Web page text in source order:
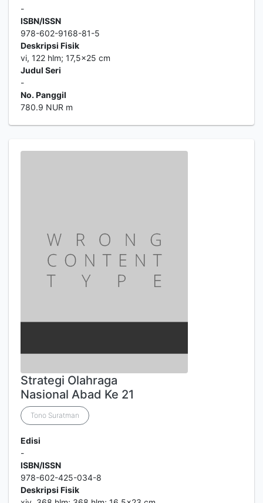
-
ISBN/ISSN
978-602-9168-81-5
Deskripsi Fisik
vi, 122 hlm; 17,5x25 cm
Judul Seri
-
No. Panggil
780.9 NUR m
Strategi Olahraga
Nasional Abad Ke 21
Tono Suratman
Edisi
-
ISBN/ISSN
978-602-425-034-8
Deskripsi Fisik